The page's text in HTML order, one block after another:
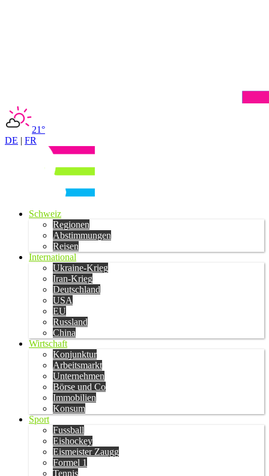
21°
DE | FR
Schweiz
Regionen
Abstimmungen
Reisen
International
Ukraine-Krieg
Iran-Krieg
Deutschland
USA
EU
Russland
China
Wirtschaft
Konjunktur
Arbeitsmarkt
Unternehmen
Börse und Co
Immobilien
Konsum
Sport
Fussball
Eishockey
Eismeister Zaugg
Formel 1
Tennis